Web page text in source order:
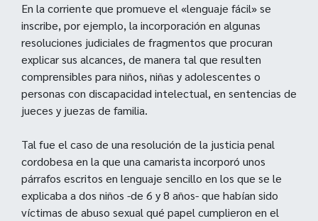
En la corriente que promueve el «lenguaje fácil» se
inscribe, por ejemplo, la incorporación en algunas
resoluciones judiciales de fragmentos que procuran
explicar sus alcances, de manera tal que resulten
comprensibles para niños, niñas y adolescentes o
personas con discapacidad intelectual, en sentencias de
jueces y juezas de familia.
Tal fue el caso de una resolución de la justicia penal
cordobesa en la que una camarista incorporó unos
párrafos escritos en lenguaje sencillo en los que se le
explicaba a dos niños -de 6 y 8 años- que habían sido
víctimas de abuso sexual qué papel cumplieron en el